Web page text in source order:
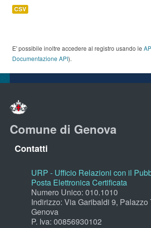
CSV
E' possibile inoltre accedere al registro usando le
Documentazione API).
Comune di Genova
Contatti
URP - Ufficio Relazioni con il
Posta Elettronica Certificata
Numero Unico: 010.1010
Indirizzo: Via Garibaldi 9, Palazzo
Genova
P. Iva: 00856930102